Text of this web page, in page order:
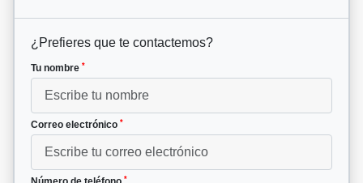
¿Prefieres que te contactemos?
Tu nombre *
Correo electrónico *
*